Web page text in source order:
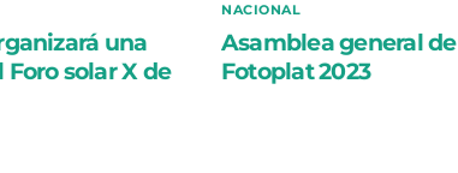
una
Foro solar X de
NACIONAL
Asamblea general de
Fotoplat 2023